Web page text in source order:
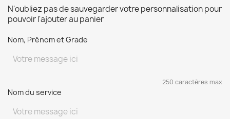
N'oubliez pas de sauvegarder votre personnalisation pour
pouvoir l'ajouter au panier
Nom, Prénom et Grade
250 caractères max
Nom du service